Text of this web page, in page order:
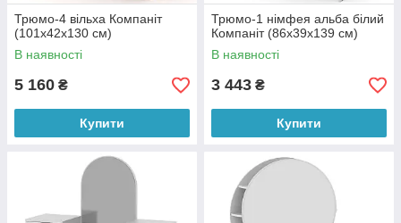
Трюмо-4 вільха Компаніт
(101х42х130 см)
В наявності
5 160 ₴
Купити
Трюмо-1 німфея альба білий
Компаніт (86х39х139 см)
В наявності
3 443 ₴
Купити